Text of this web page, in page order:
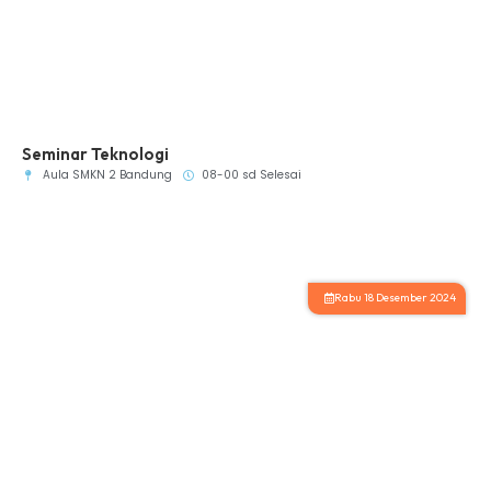
Seminar Teknologi
Aula SMKN 2 Bandung 08-00 sd Selesai
Rabu 18 Desember 2024